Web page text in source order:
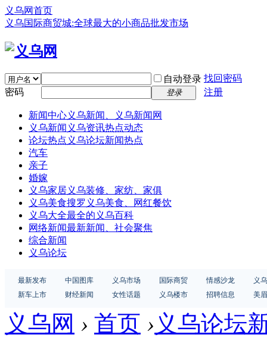
义乌网首页
义乌国际商贸城:全球最大的小商品批发市场
自动登录 找回密码
密码
登录 注册
新闻中心义乌新闻、义乌新闻网
义乌新闻 义乌资讯热点动态
论坛热点 义乌论坛新闻热点
汽车
亲子
婚嫁
义乌家居义乌装修、家纺、家俱
义乌美食搜罗义乌美食、网红餐饮
义乌大全最全的义乌百科
网络新闻最新新闻、社会聚焦
综合新闻
义乌论坛
最新发布 中国图库 义乌市场 国际商贸 情感沙龙
义
新车上市
财经新闻 女性话题 义乌楼市 招聘信息 美
义乌网 › 首页 › 义乌论坛